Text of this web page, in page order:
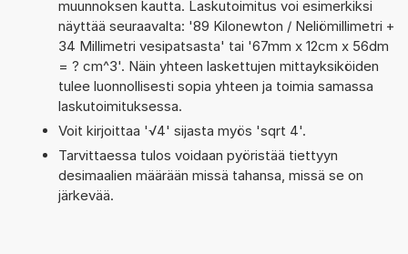
muunnoksen kautta. Laskutoimitus voi esimerkiksi
näyttää seuraavalta: '89 Kilonewton / Neliömillimetri +
34 Millimetri vesipatsasta' tai '67mm x 12cm x 56dm
= ? cm^3'. Näin yhteen laskettujen mittayksiköiden
tulee luonnollisesti sopia yhteen ja toimia samassa
laskutoimituksessa.
Voit kirjoittaa '√4' sijasta myös 'sqrt 4'.
Tarvittaessa tulos voidaan pyöristää tiettyyn
desimaalien määrään missä tahansa, missä se on
järkevää.